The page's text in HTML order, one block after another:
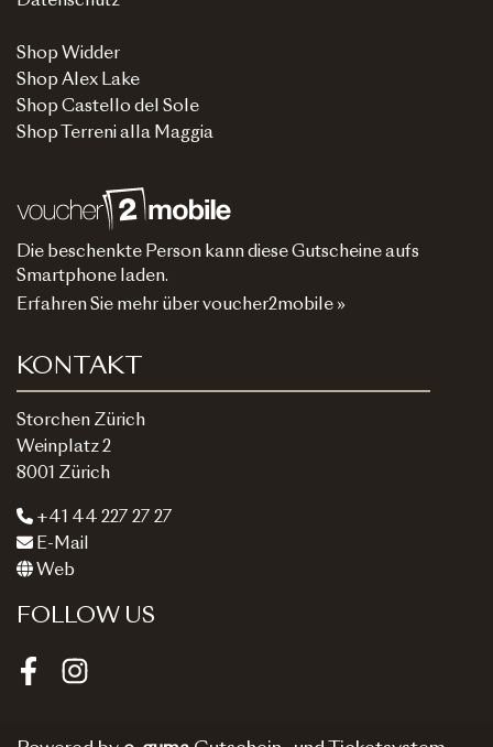
Shop Widder
Shop Alex Lake
Shop Castello del Sole
Shop Terreni alla Maggia
Die beschenkte Person kann diese Gutscheine aufs
Smartphone laden.
Erfahren Sie mehr über voucher2mobile »
KONTAKT
Storchen Zürich
Weinplatz 2
8001 Zürich
+41 44 227 27 27
E-Mail
Web
FOLLOW US
FacebookInstagram